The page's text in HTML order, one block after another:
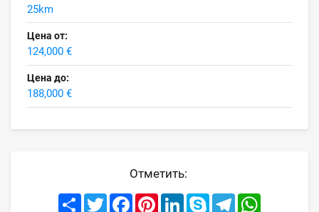
25km
Цена от:
124,000 €
Цена до:
188,000 €
Отметить:
Share TwitterFacebookPinterestLinkedInSkype Telegram